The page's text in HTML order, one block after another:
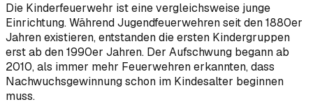
Die Kinderfeuerwehr ist eine vergleichsweise junge
Einrichtung. Während Jugendfeuerwehren seit den 1880er
Jahren existieren, entstanden die ersten Kindergruppen
erst ab den 1990er Jahren. Der Aufschwung begann ab
2010, als immer mehr Feuerwehren erkannten, dass
Nachwuchsgewinnung schon im Kindesalter beginnen
muss.